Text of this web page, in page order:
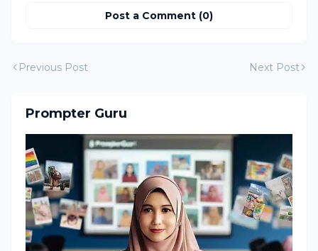
Post a Comment (0)
Previous Post Next Post
Prompter Guru